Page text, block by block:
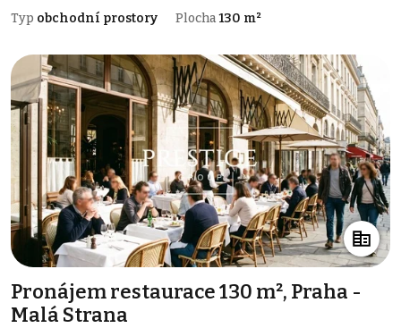
Typ obchodní prostory Plocha130 m²
Pronájem restaurace 130 m², Praha -
Malá Strana